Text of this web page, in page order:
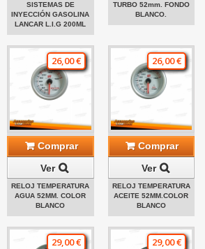
SISTEMAS DE
INYECCIÓN GASOLINA
LANCAR L.I.G 200ML
TURBO 52mm. FONDO
BLANCO.
26,00 €
Comprar
Ver
RELOJ TEMPERATURA
AGUA 52MM. COLOR
BLANCO
26,00 €
Comprar
Ver
RELOJ TEMPERATURA
ACEITE 52MM.COLOR
BLANCO
29,00 € 29,00 €